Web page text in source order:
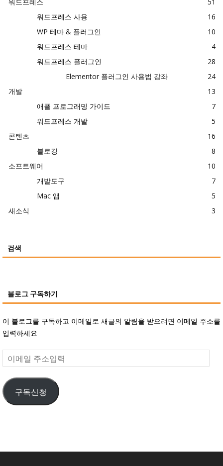
워드프레스 사용
16
WP 테마 & 플러그인
10
워드프레스 테마
4
워드프레스 플러그인
28
Elementor 플러그인 사용법 강좌
24
개발
13
애플 프로그래밍 가이드
7
워드프레스 개발
5
콘텐츠
16
블로깅
8
소프트웨어
10
개발도구
7
Mac 앱
5
새소식
3
검색
블로그 구독하기
이 블로그를 구독하고 이메일로 새글의 알림을 받으려면 이메일 주소를
입력하세요
이
메
일
주
소
구독신청